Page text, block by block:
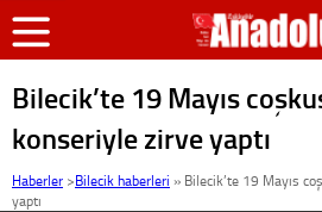
Bilecik’te 19 Mayıs
konseriyle zirve yaptı
Haberler >Bilecik haberleri » Bilecik’te 19 Mayıs
yaptı